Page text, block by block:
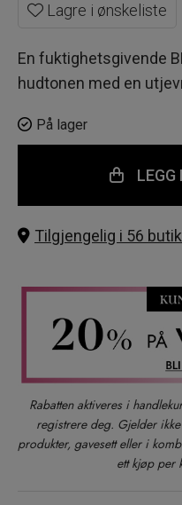
Lagre i ønskeliste
En fuktighetsgivende
hudtonen med en
På lager
LEGG
Tilgjengelig i 56
Rabatten aktiveres i
registrere deg. Gjelder
produkter, gavesett eller i
ett kjøp per